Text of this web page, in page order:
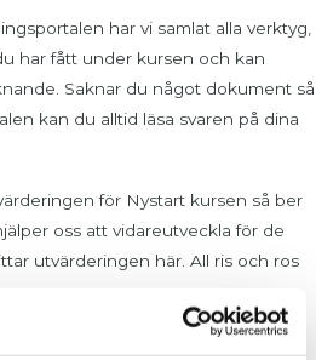
har vi samlat alla verktyg,
har fått under kursen och kan
Saknar du något dokument så
kan du alltid läsa svaren på dina
för Nystart kursen så ber
oss att vidareutveckla för de
utvärderingen här. All ris och ros
är ingen spikrak väg, det händer